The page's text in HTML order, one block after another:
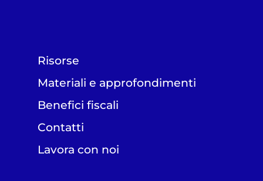
Risorse
Materiali e approfondimenti
Benefici fiscali
Contatti
Lavora con noi